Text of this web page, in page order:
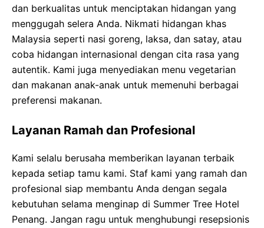
dan berkualitas untuk menciptakan hidangan yang
menggugah selera Anda. Nikmati hidangan khas
Malaysia seperti nasi goreng, laksa, dan satay, atau
coba hidangan internasional dengan cita rasa yang
autentik. Kami juga menyediakan menu vegetarian
dan makanan anak-anak untuk memenuhi berbagai
preferensi makanan.
Layanan Ramah dan Profesional
Kami selalu berusaha memberikan layanan terbaik
kepada setiap tamu kami. Staf kami yang ramah dan
profesional siap membantu Anda dengan segala
kebutuhan selama menginap di Summer Tree Hotel
Penang. Jangan ragu untuk menghubungi resepsionis